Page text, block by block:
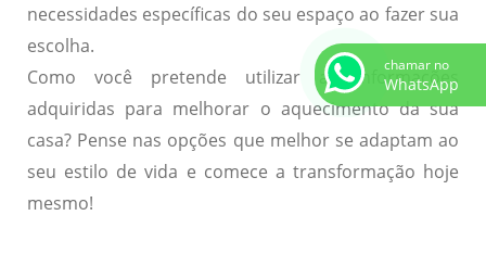
necessidades específicas do seu espaço ao fazer sua
escolha.
Como você pretende utilizar as informações
adquiridas para melhorar o aquecimento da sua
casa? Pense nas opções que melhor se adaptam ao
seu estilo de vida e comece a transformação hoje
mesmo!
chamar no
WhatsApp